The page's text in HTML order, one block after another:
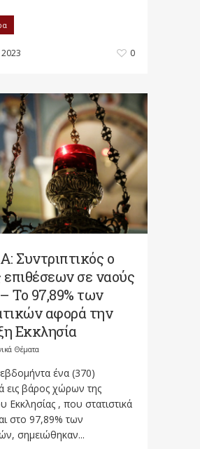
0
Συντριπτικός ο
επιθέσεων σε ναούς
Το 97,89% των
αφορά την
Εκκλησία
Θέματα
ένα (370)
εις βάρος χώρων της
, που στατιστικά
στο 97,89% των
σημειώθηκαν...